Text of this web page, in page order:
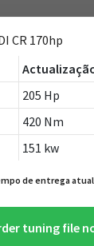
205 Hp
420 Nm
151 kw
de entrega
tuning file